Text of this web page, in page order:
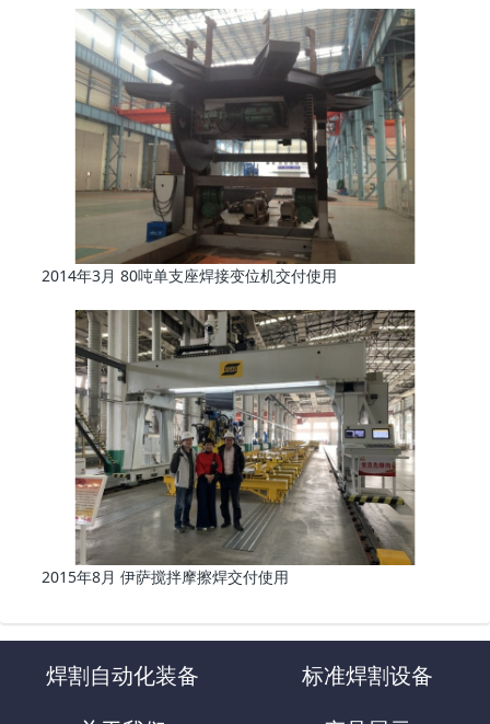
2014年3月 80吨单支座焊接变位机交付使用
2015年8月 伊萨搅拌摩擦焊交付使用
焊割自动化装备
标准焊割设备